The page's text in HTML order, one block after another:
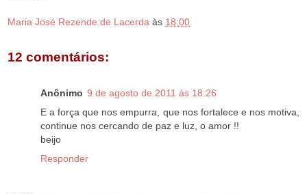
Maria José Rezende de Lacerda às 18:00
12 comentários:
Anônimo 9 de agosto de 2011 às 18:26
E a força que nos empurra, que nos fortalece e nos motiva,
continue nos cercando de paz e luz, o amor !!
beijo
Responder